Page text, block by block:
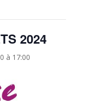
2024
à 17:00